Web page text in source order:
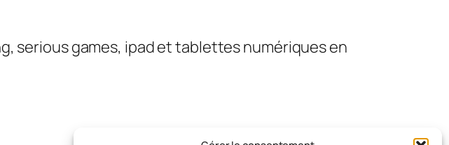
serious games, ipad et tablettes numériques en